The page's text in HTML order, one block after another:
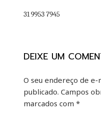
31 9953 7945
DEIXE UM
O seu endereço de e-
publicado. Campos
marcados com *